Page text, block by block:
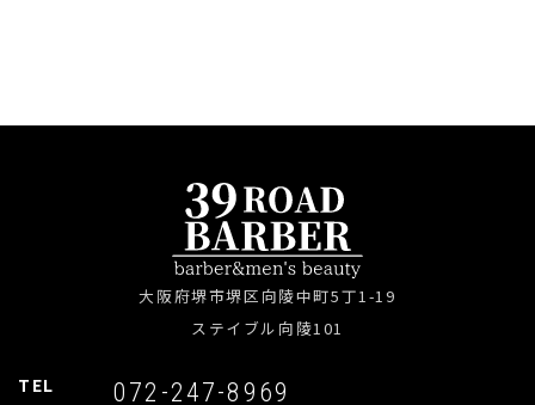
大阪府堺市堺区向陵中町5丁1-19
ステイブル向陵101
TEL 072-247-8969